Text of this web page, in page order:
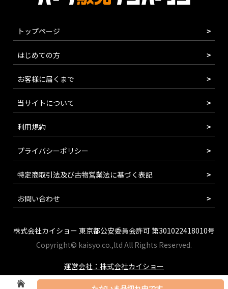
トップページ
はじめての方
お客様に届くまで
当サイトについて
利用規約
プライバシーポリシー
特定商取引法及び古物営業法に基づく表記
お問い合わせ
株式会社カイショー 東京都公安委員会許可 第301022418010号
Copyright© kaisyo.co.,ltd All Rights Reserved.
運営会社：株式会社カイショー